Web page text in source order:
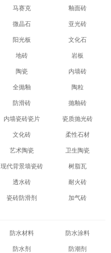
马赛克 釉面砖
微晶石 亚光砖
阳光板 文化石
地砖 岩板
陶瓷 内墙砖
全抛釉 陶粒
防滑砖 抛釉砖
内墙瓷砖瓷片 瓷质抛光砖
文化砖 柔性石材
艺术陶瓷 卫生陶瓷‌
现代背景墙瓷砖 树脂瓦
透水砖 耐火砖
瓷砖防滑剂 加气砖
防水材料 防水涂料
防水剂 防潮剂